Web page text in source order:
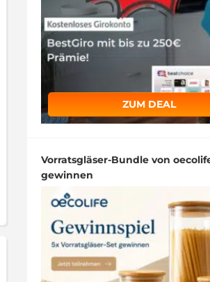
ZUM DEAL
Vorratsgläser-Bundle von
gewinnen